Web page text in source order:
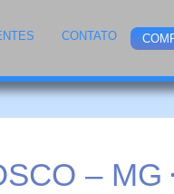
CONTATO
– MG